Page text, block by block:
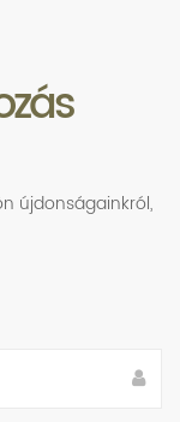
újdonságainkról,